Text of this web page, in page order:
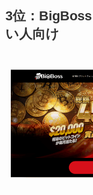
3位：
い人向け